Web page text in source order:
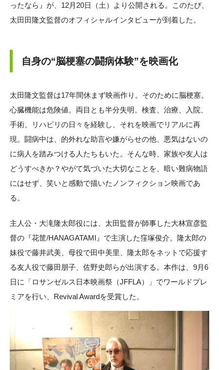
ったなら』が、12月20日（土）より公開される。このたび、
太田田隆文監督のオフィシャルインタビューが到着した。
自身の“脳梗塞の闘病体験”を映画化
太田隆文監督は17年間休まず映画作り。そのために脳梗塞。
心臓機能は危険値。両目とも半分失明。検査、治療、入院、
手術、リハビリの日々を経験し、それを映画でリアルに再
現。闘病中は、的外れな助言や嫌がらせの他、悪気はないの
に病人を踏みつける人たちもいた。そんな時、家族や友人は
どうすべきか？やがて気づいた大切なことを、暗い難病物語
にはせず、笑いと感動で描いたノンフィクション映画であ
る。
主人公・大滝隆太郎役には、太田監督が師事した大林宣彦監
督の『花筐/HANAGATAMI』で主演した窪塚俊介。隆太郎の
妹役で藤井武美、母役で田中美里、隆太郎をネットで応援す
る友人役で藤田朋子、佐野史郎らが出演する。本作は、9月6
日に「ロサンゼルス日本映画祭（JFFLA）」でワールドプレ
ミアを行い、Revival Awardを受賞した。